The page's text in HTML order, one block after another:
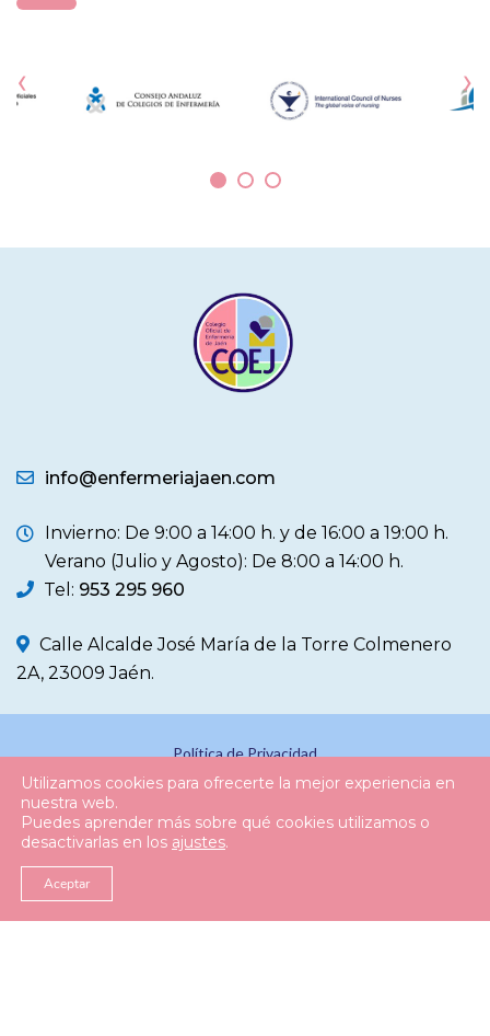
‹ ›
info@enfermeriajaen.com
Invierno: De 9:00 a 14:00 h. y de 16:00 a 19:00 h.
Verano (Julio y Agosto): De 8:00 a 14:00 h.
Tel: 953 295 960
Calle Alcalde José María de la Torre Colmenero
2A, 23009 Jaén.
Política de Privacidad
Política de Cookies
Aviso Legal
Utilizamos cookies para ofrecerte la mejor experiencia en
nuestra web.
Puedes aprender más sobre qué cookies utilizamos o
desactivarlas en los ajustes.
Aceptar